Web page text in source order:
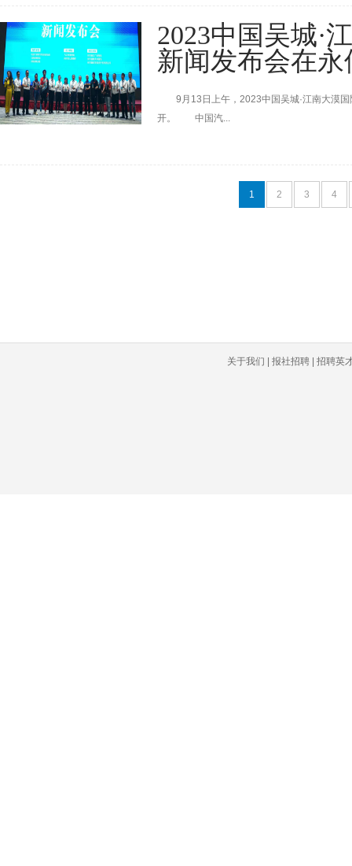
2023中国吴城·
新闻发布会在
9月13日上午，2023中国吴城·江南大漠国
开。 中国汽...
1 2 3 4
关于我们 | 报社招聘 | 招聘英